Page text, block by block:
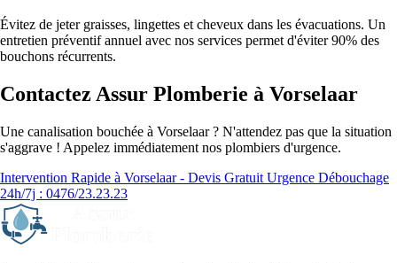
Évitez de jeter graisses, lingettes et cheveux dans les évacuations. Un
entretien préventif annuel avec nos services permet d'éviter 90% des
bouchons récurrents.
Contactez Assur Plomberie à Vorselaar
Une canalisation bouchée à Vorselaar ? N'attendez pas que la situation
s'aggrave ! Appelez immédiatement nos plombiers d'urgence.
Intervention Rapide à Vorselaar - Devis Gratuit Urgence Débouchage
24h/7j : 0476/23.23.23